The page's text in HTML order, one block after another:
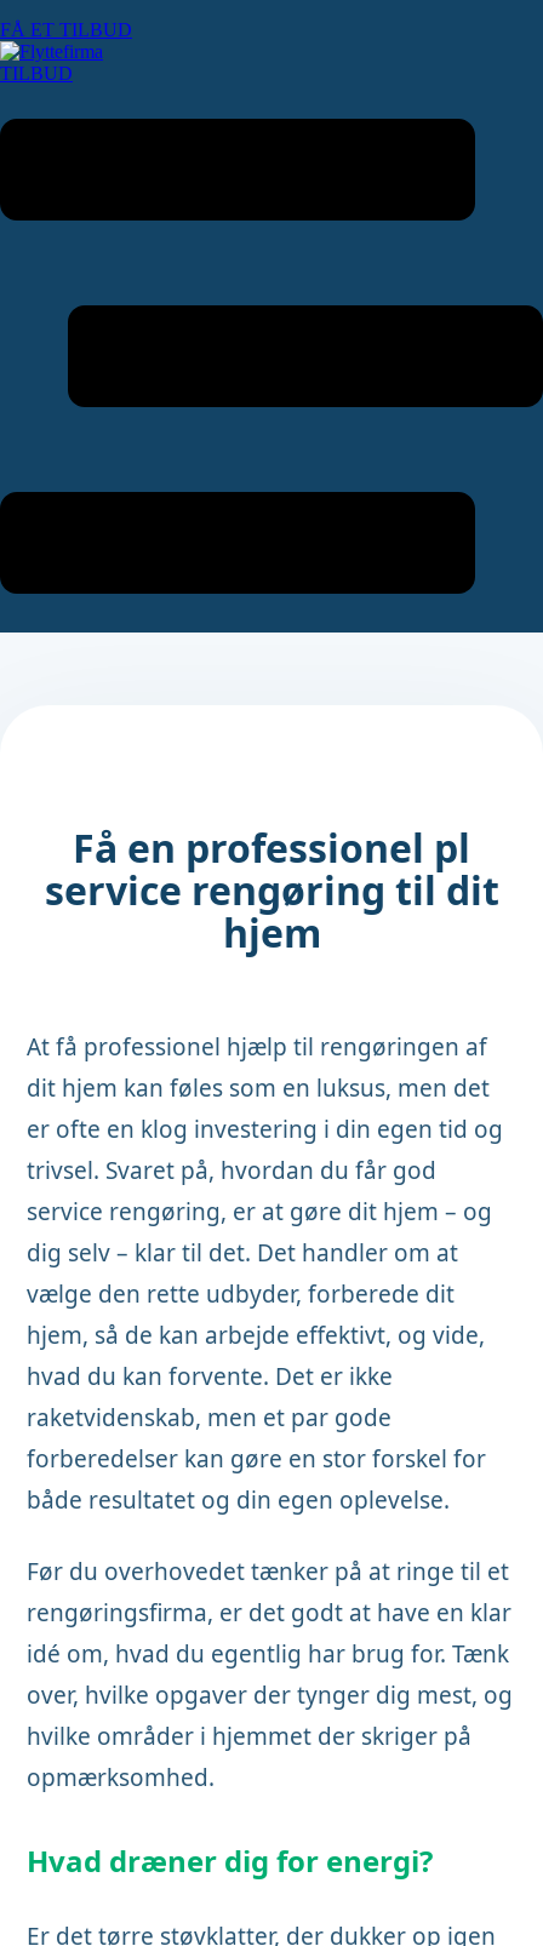
FÅ ET TILBUD
TILBUD
Få en professionel pl
service rengøring til dit
hjem
At få professionel hjælp til rengøringen af
dit hjem kan føles som en luksus, men det
er ofte en klog investering i din egen tid og
trivsel. Svaret på, hvordan du får god
service rengøring, er at gøre dit hjem – og
dig selv – klar til det. Det handler om at
vælge den rette udbyder, forberede dit
hjem, så de kan arbejde effektivt, og vide,
hvad du kan forvente. Det er ikke
raketvidenskab, men et par gode
forberedelser kan gøre en stor forskel for
både resultatet og din egen oplevelse.
Før du overhovedet tænker på at ringe til et
rengøringsfirma, er det godt at have en klar
idé om, hvad du egentlig har brug for. Tænk
over, hvilke opgaver der tynger dig mest, og
hvilke områder i hjemmet der skriger på
opmærksomhed.
Hvad dræner dig for energi?
Er det tørre støvklatter, der dukker op igen